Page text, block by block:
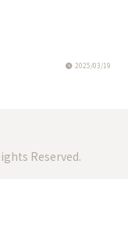
2025/03/19
Reserved.